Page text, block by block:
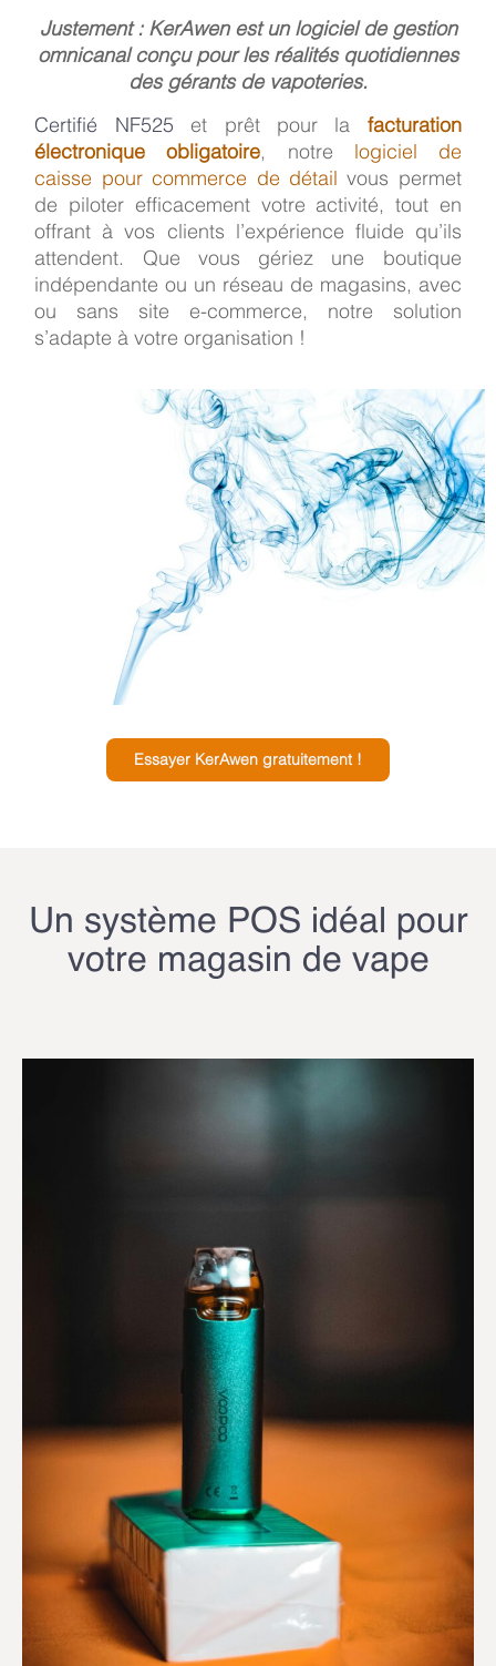
Justement : KerAwen est un logiciel de gestion
omnicanal conçu pour les réalités quotidiennes
des gérants de vapoteries.
Certifié NF525
et prêt pour la facturation
électronique obligatoire, notre logiciel de
caisse pour commerce de détail vous permet
de piloter efficacement votre activité, tout en
offrant à vos clients l’expérience fluide qu’ils
attendent. Que vous gériez une boutique
indépendante ou un réseau de magasins, avec
ou sans site e-commerce, notre solution
s’adapte à votre organisation !
Essayer KerAwen gratuitement !
Un système POS idéal pour
votre magasin de vape